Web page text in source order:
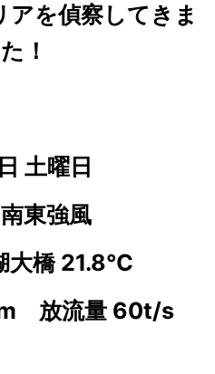
アを偵察してきま
！
土曜日
東強風
大橋 21.8℃
放流量 60t/s